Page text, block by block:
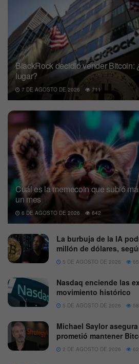
BlackRock decidió vender Bitcoin:
lugar?
7 DE AGOSTO DE 2026 711
Cuál es la memecoin que subió
un mes
6 DE AGOSTO DE 2026 642
La burbuja de la IA
millón de dólares,
5 DE AGOSTO DE 2026
Nasdaq enciende las
movimiento histórico
5 DE AGOSTO DE 2026
Michael Saylor
prometió mantener
2 DE AGOSTO DE 2026